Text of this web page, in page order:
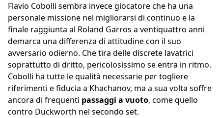
Flavio Cobolli sembra invece giocatore che ha una
personale missione nel migliorarsi di continuo e la
finale raggiunta al Roland Garros a ventiquattro anni
demarca una differenza di attitudine con il suo
avversario odierno. Che tira delle discrete lavatrici
soprattutto di dritto, pericolosissimo se entra in ritmo.
Cobolli ha tutte le qualità necessarie per togliere
riferimenti e fiducia a Khachanov, ma a sua volta soffre
ancora di frequenti passaggi a vuoto, come quello
contro Duckworth nel secondo set.